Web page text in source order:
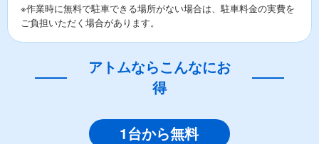
※作業時に無料で駐車できる場所がない場合は、駐車料金の実費を
ご負担いただく場合があります。
アトムならこんなにお
得
1台から無料